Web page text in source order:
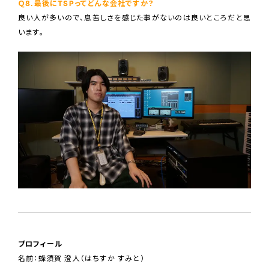
Ｑ8.最後にTSPってどんな会社ですか？
良い人が多いので、息苦しさを感じた事がないのは良いところだと思
います。
プロフィール
名前：蜂須賀 澄人（はちすか すみと）